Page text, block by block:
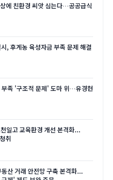
에 친환경 씨앗 심는다…공공급식
, 후계농 육성자금 부족 문제 해결
부족 '구조적 문제' 도마 위…유경현
일고 교육환경 개선 본격화...
취
산 거래 안전망 구축 본격화...